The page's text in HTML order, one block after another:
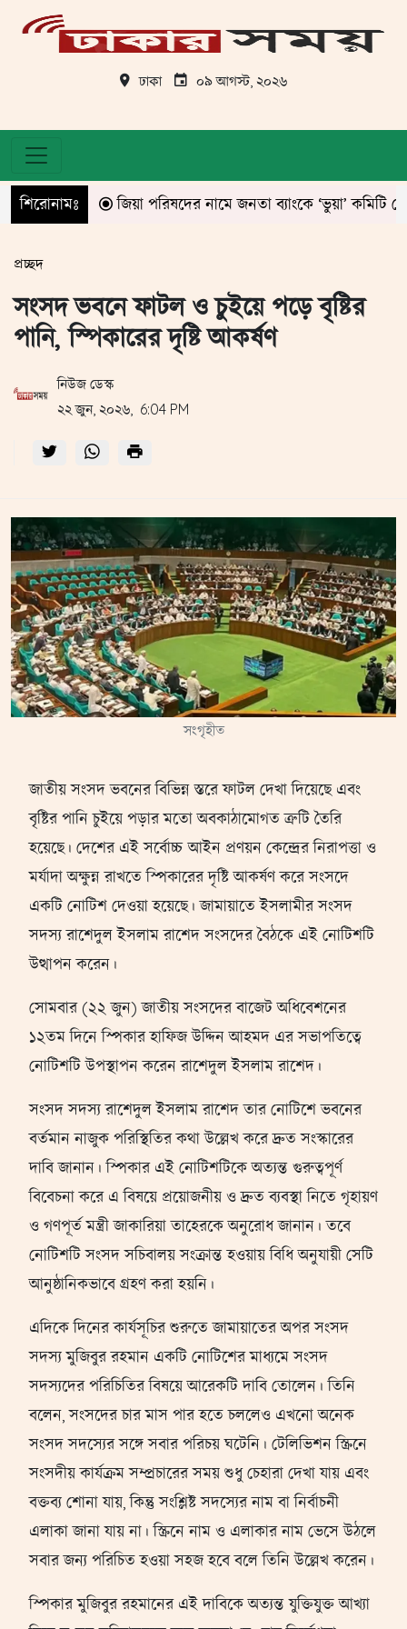
ঢাকা ০৯ আগস্ট, ২০২৬
শিরোনামঃ জিয়া পরিষদের নামে জনতা ব্যাংকে ‘ভুয়া’ কমিটি ঘোষণা!
প্রচ্ছদ
সংসদ ভবনে ফাটল ও চুইয়ে পড়ে বৃষ্টির
পানি, স্পিকারের দৃষ্টি আকর্ষণ
নিউজ ডেস্ক
২২ জুন, ২০২৬, 6:04 PM
সংগৃহীত
জাতীয় সংসদ ভবনের বিভিন্ন স্তরে ফাটল দেখা দিয়েছে এবং
বৃষ্টির পানি চুইয়ে পড়ার মতো অবকাঠামোগত ত্রুটি তৈরি
হয়েছে। দেশের এই সর্বোচ্চ আইন প্রণয়ন কেন্দ্রের নিরাপত্তা ও
মর্যাদা অক্ষুন্ন রাখতে স্পিকারের দৃষ্টি আকর্ষণ করে সংসদে
একটি নোটিশ দেওয়া হয়েছে। জামায়াতে ইসলামীর সংসদ
সদস্য রাশেদুল ইসলাম রাশেদ সংসদের বৈঠকে এই নোটিশটি
উত্থাপন করেন।
সোমবার (২২ জুন) জাতীয় সংসদের বাজেট অধিবেশনের
১২তম দিনে স্পিকার হাফিজ উদ্দিন আহমদ এর সভাপতিত্বে
নোটিশটি উপস্থাপন করেন রাশেদুল ইসলাম রাশেদ।
সংসদ সদস্য রাশেদুল ইসলাম রাশেদ তার নোটিশে ভবনের
বর্তমান নাজুক পরিস্থিতির কথা উল্লেখ করে দ্রুত সংস্কারের
দাবি জানান। স্পিকার এই নোটিশটিকে অত্যন্ত গুরুত্বপূর্ণ
বিবেচনা করে এ বিষয়ে প্রয়োজনীয় ও দ্রুত ব্যবস্থা নিতে গৃহায়ণ
ও গণপূর্ত মন্ত্রী জাকারিয়া তাহেরকে অনুরোধ জানান। তবে
নোটিশটি সংসদ সচিবালয় সংক্রান্ত হওয়ায় বিধি অনুযায়ী সেটি
আনুষ্ঠানিকভাবে গ্রহণ করা হয়নি।
এদিকে দিনের কার্যসূচির শুরুতে জামায়াতের অপর সংসদ
সদস্য মুজিবুর রহমান একটি নোটিশের মাধ্যমে সংসদ
সদস্যদের পরিচিতির বিষয়ে আরেকটি দাবি তোলেন। তিনি
বলেন, সংসদের চার মাস পার হতে চললেও এখনো অনেক
সংসদ সদস্যের সঙ্গে সবার পরিচয় ঘটেনি। টেলিভিশন স্ক্রিনে
সংসদীয় কার্যক্রম সম্প্রচারের সময় শুধু চেহারা দেখা যায় এবং
বক্তব্য শোনা যায়, কিন্তু সংশ্লিষ্ট সদস্যের নাম বা নির্বাচনী
এলাকা জানা যায় না। স্ক্রিনে নাম ও এলাকার নাম ভেসে উঠলে
সবার জন্য পরিচিত হওয়া সহজ হবে বলে তিনি উল্লেখ করেন।
স্পিকার মুজিবুর রহমানের এই দাবিকে অত্যন্ত যুক্তিযুক্ত আখ্যা